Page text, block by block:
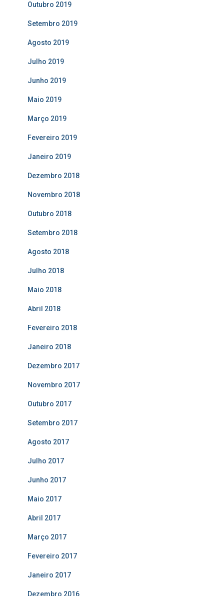
Outubro 2019
Setembro 2019
Agosto 2019
Julho 2019
Junho 2019
Maio 2019
Março 2019
Fevereiro 2019
Janeiro 2019
Dezembro 2018
Novembro 2018
Outubro 2018
Setembro 2018
Agosto 2018
Julho 2018
Maio 2018
Abril 2018
Fevereiro 2018
Janeiro 2018
Dezembro 2017
Novembro 2017
Outubro 2017
Setembro 2017
Agosto 2017
Julho 2017
Junho 2017
Maio 2017
Abril 2017
Março 2017
Fevereiro 2017
Janeiro 2017
Dezembro 2016